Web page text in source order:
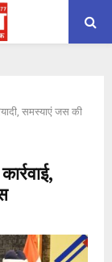
समस्याएं जस की